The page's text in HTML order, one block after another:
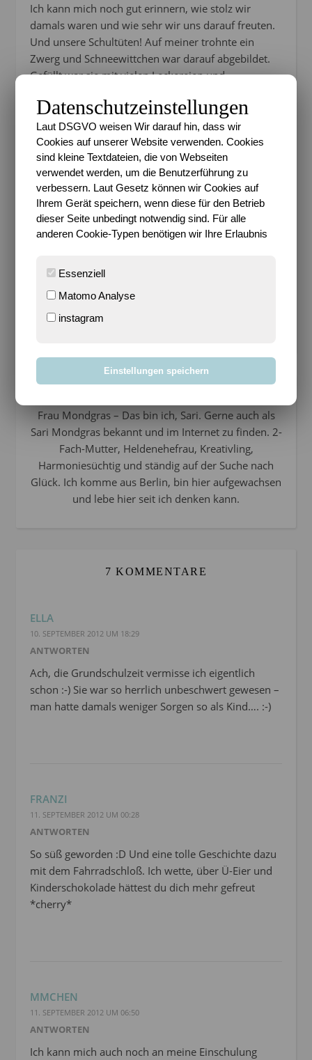
Ich kann mich noch gut erinnern, wie stolz wir
damals waren und wie sehr wir uns darauf freuten.
Und unsere Schultüten! Auf meiner trohnte ein
Zwerg und Schneewittchen war darauf abgebildet.
Gefüllt war sie mit vielen Leckereien und
war fast genauso groß wie ich *lach* Ich bekam
übrigens später dann nochmal eine zur
“Einschulung” in die Oberschule, in der ich ein
Fahrradschloss fand, damit ich mit Fahrrad zur
Schule fahren konnte…
Hachja…wo sind nur all die alten Zeiten hin. Aber ich
muss sagen, entgegen dem, was die Lehrer immer
gerne behauptet haben, vermisse ich die Schulzeit
während der Ausbildung. Da hatte ich sehr viel
Frau Mondgras – Das bin ich, Sari. Gerne auch als
Sari Mondgras bekannt und im Internet zu finden. 2-
Fach-Mutter, Heldenehefrau, Kreativling,
Harmoniesüchtig und ständig auf der Suche nach
Glück. Ich komme aus Berlin, bin hier aufgewachsen
und lebe hier seit ich denken kann.
7 KOMMENTARE
ELLA
10. SEPTEMBER 2012 UM 18:29
ANTWORTEN
Ach, die Grundschulzeit vermisse ich eigentlich
schon :-) Sie war so herrlich unbeschwert gewesen –
man hatte damals weniger Sorgen so als Kind…. :-)
FRANZI
11. SEPTEMBER 2012 UM 00:28
ANTWORTEN
So süß geworden :D Und eine tolle Geschichte dazu
mit dem Fahrradschloß. Ich wette, über Ü-Eier und
Kinderschokolade hättest du dich mehr gefreut
*cherry*
MMCHEN
11. SEPTEMBER 2012 UM 06:50
ANTWORTEN
Ich kann mich auch noch an meine Einschulung
Datenschutzeinstellungen
Laut DSGVO weisen Wir darauf hin, dass wir
Cookies auf unserer Website verwenden. Cookies
sind kleine Textdateien, die von Webseiten
verwendet werden, um die Benutzerführung zu
verbessern. Laut Gesetz können wir Cookies auf
Ihrem Gerät speichern, wenn diese für den Betrieb
dieser Seite unbedingt notwendig sind. Für alle
anderen Cookie-Typen benötigen wir Ihre Erlaubnis
Essenziell
Matomo Analyse
instagram
Einstellungen speichern